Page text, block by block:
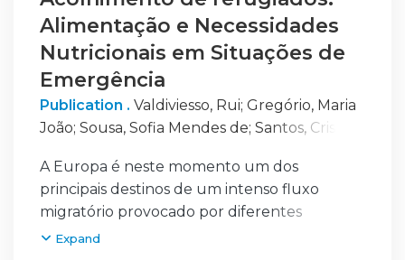
Alimentação e Necessidades
Nutricionais em Situações de
Emergência
Publication . Valdiviesso, Rui; Gregório, Maria
João; Sousa, Sofia Mendes de; Santos, Cristina
Andreia;Salvador, Clara;Filipe, Jéssica
Carriço, Joana;Guerra, António;Graça, Pedro
A Europa é neste momento um dos
principais destinos de um intenso fluxo
migratório provocado por diferentes
conflitos armados no Médio Oriente e em
Expand